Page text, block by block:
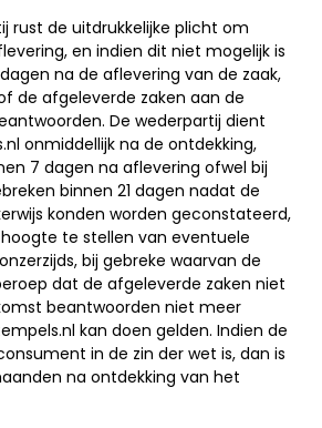
rust de uitdrukkelijke plicht om
en indien dit niet mogelijk is
na de aflevering van de zaak,
de afgeleverde zaken aan de
De wederpartij dient
onmiddellijk na de ontdekking,
7 dagen na aflevering ofwel bij
binnen 21 dagen nadat de
konden worden geconstateerd,
te stellen van eventuele
bij gebreke waarvan de
dat de afgeleverde zaken niet
beantwoorden niet meer
kan doen gelden. Indien de
in de zin der wet is, dan is
na ontdekking van het